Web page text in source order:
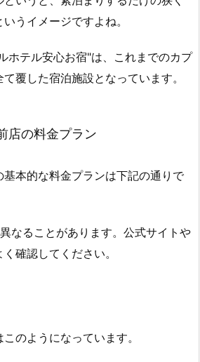
うイメージですよね。
ホテル安心お宿"は、これまでのカプ
覆した宿泊施設となっています。
店の料金プラン
本的な料金プランは下記の通りで
なることがあります。公式サイトや
確認してください。
のようになっています。